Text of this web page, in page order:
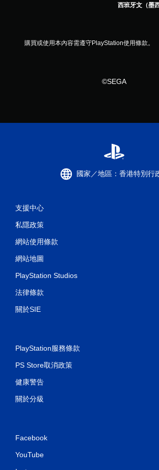
西班牙文（墨
購買或使用本內容需遵守PlayStation使用條款。
©SEGA
國家／地區：香港特別行
支援中心
私隱政策
網站使用條款
網站地圖
PlayStation Studios
法律條款
關於SIE
PlayStation服務條款
PS Store取消政策
健康警告
關於分級
Facebook
YouTube